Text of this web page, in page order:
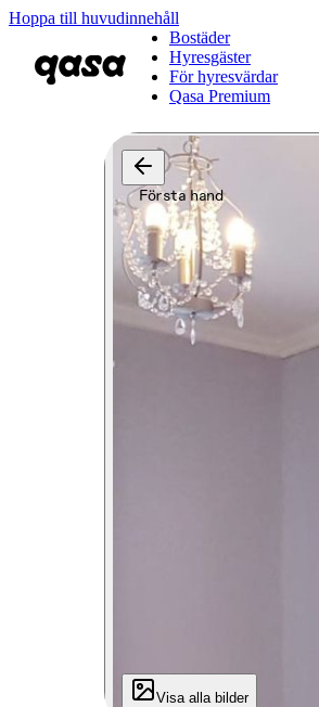
Hoppa till huvudinnehåll
Bostäder
Hyresgäster
För hyresvärdar
Qasa Premium
Första hand
Visa alla bilder